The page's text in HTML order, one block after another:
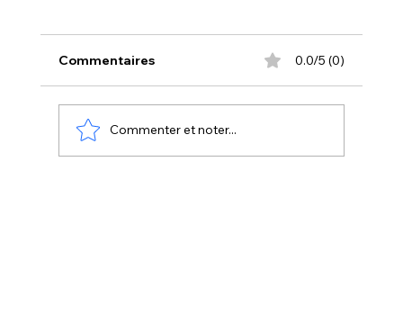
Commentaires 0.0/5 (0)
Commenter et noter...